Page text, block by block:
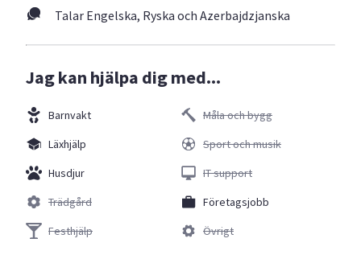
Talar Engelska, Ryska och Azerbajdzjanska
Jag kan hjälpa dig med...
Barnvakt
Läxhjälp
Husdjur
Trädgård
Festhjälp
Måla och bygg
Sport och musik
IT support
Företagsjobb
Övrigt